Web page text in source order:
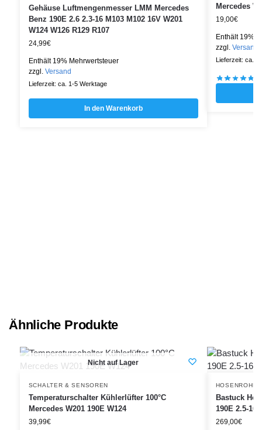
Gehäuse Luftmengenmesser LMM Mercedes
Benz 190E 2.6 2.3-16 M103 M102 16V W201
W124 W126 R129 R107
24,99€
Enthält 19% Mehrwertsteuer
zzgl. Versand
Lieferzeit: ca. 1-5 Werktage
In den Warenkorb
Mercedes
19,00€
Enthält 19%
zzgl. Versand
Lieferzeit: ca.
Ähnliche Produkte
Nicht auf Lager
SCHALTER & SENSOREN
Temperaturschalter Kühlerlüfter 100°C
Mercedes W201 190E W124
39,99€
HOSENROHR
Bastuck
190E 2.5-16
269,00€